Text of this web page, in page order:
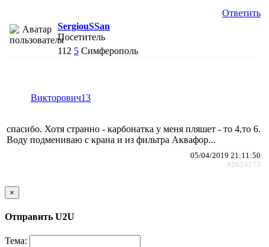
Ответить
SergiouSSan
Посетитель
112 5 Симферополь
Викторович13
спасибо. Хотя странно - карбонатка у меня пляшет - то 4,то 6.
Воду подмениваю с крана и из фильтра Аквафор...
05/04/2019 21:11:50
#2624173
×
Отправить U2U
Тема: